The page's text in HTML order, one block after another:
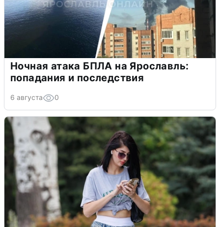
Ночная атака БПЛА на Ярославль:
попадания и последствия
6 августа 0